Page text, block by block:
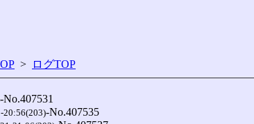
> ログTOP
-No.407531
20:56(203)-No.407535